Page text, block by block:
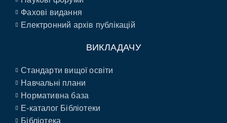
Фахові видання
Електронний архів публікацій
ВИКЛАДАЧУ
Стандарти вищої освіти
Навчальні плани
Нормативна база
E-каталог Бібліотеки
Бібліотека